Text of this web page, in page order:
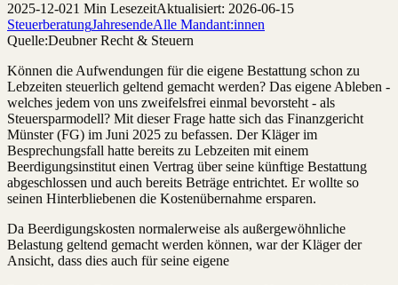
2025-12-021 Min LesezeitAktualisiert: 2026-06-15
SteuerberatungJahresendeAlle Mandant:innen
Quelle:Deubner Recht & Steuern
Können die Aufwendungen für die eigene Bestattung schon zu
Lebzeiten steuerlich geltend gemacht werden? Das eigene Ableben -
welches jedem von uns zweifelsfrei einmal bevorsteht - als
Steuersparmodell? Mit dieser Frage hatte sich das Finanzgericht
Münster (FG) im Juni 2025 zu befassen. Der Kläger im
Besprechungsfall hatte bereits zu Lebzeiten mit einem
Beerdigungsinstitut einen Vertrag über seine künftige Bestattung
abgeschlossen und auch bereits Beträge entrichtet. Er wollte so
seinen Hinterbliebenen die Kostenübernahme ersparen.
Da Beerdigungskosten normalerweise als außergewöhnliche
Belastung geltend gemacht werden können, war der Kläger der
Ansicht, dass dies auch für seine eigene